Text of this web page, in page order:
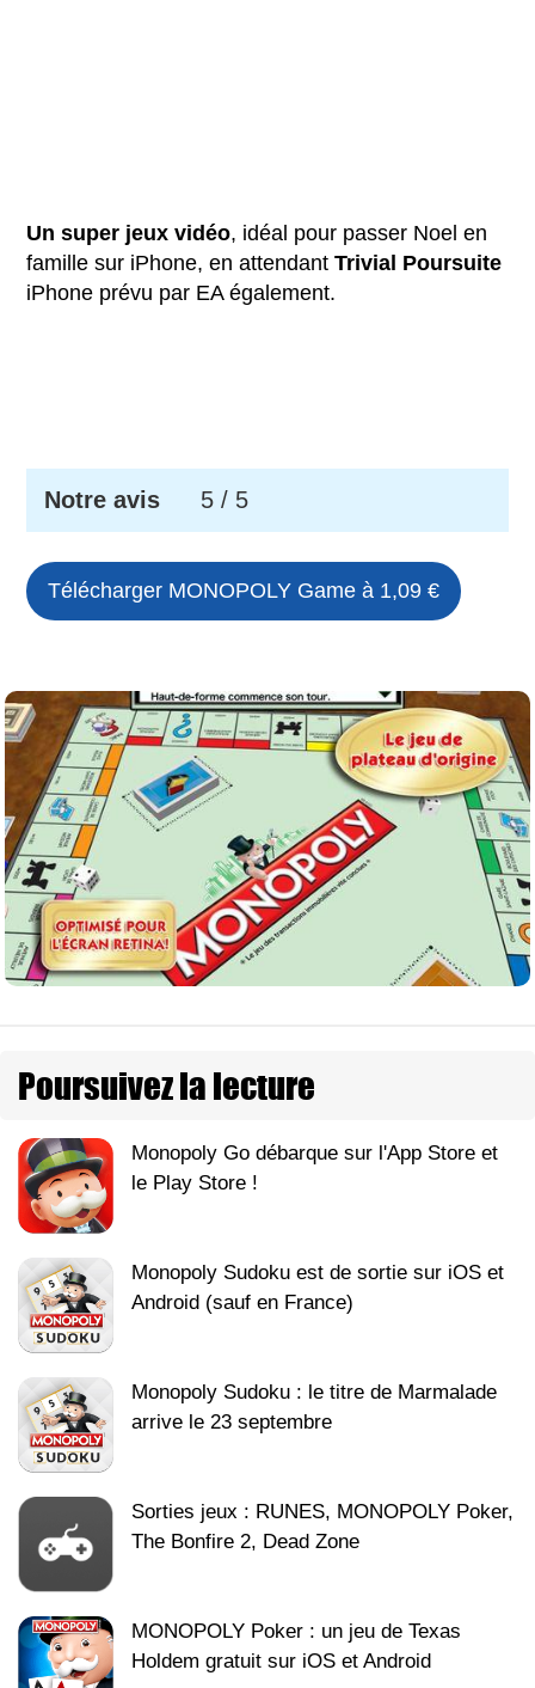
Un super jeux vidéo, idéal pour passer Noel en
famille sur iPhone, en attendantTrivial Poursuite
iPhone prévu par EA également.
Notre avis 5 / 5
Télécharger MONOPOLY Game à 1,09 €
Poursuivez la lecture
Monopoly Go débarque sur l'App Store et
le Play Store !
Monopoly Sudoku est de sortie sur iOS et
Android (sauf en France)
Monopoly Sudoku : le titre de Marmalade
arrive le 23 septembre
Sorties jeux : RUNES, MONOPOLY Poker,
The Bonfire 2, Dead Zone
MONOPOLY Poker : un jeu de Texas
Holdem gratuit sur iOS et Android